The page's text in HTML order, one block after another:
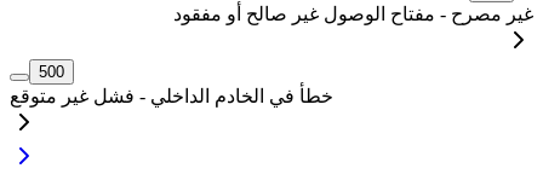
غير مصرح - مفتاح الوصول غير صالح أو مفقود
500
خطأ في الخادم الداخلي - فشل غير متوقع